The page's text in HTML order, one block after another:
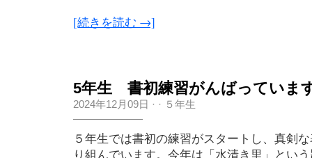
[続きを読む →]
5年生 書初練習がんばっていま
2024年12月09日 · · ５年生
５年生では書初の練習がスタートし、真剣
り組んでいます。今年は「水清き里」とい